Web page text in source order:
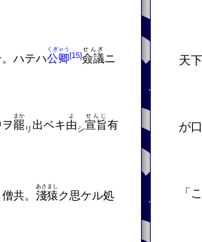
ハテハ公卿
くぎゃう
僉議
せんぎ
ニ
罷
まか
リ 出ベキ由
よ
シ宣旨
せんじ
有
共。 淺猿
あさまし
ク思ケル処
天
が
「